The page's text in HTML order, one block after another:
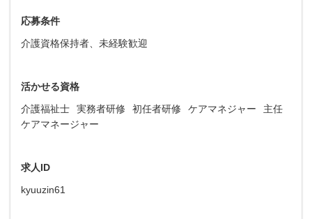
応募条件
介護資格保持者、未経験歓迎
活かせる資格
介護福祉士
実務者研修 初任者研修 ケアマネジャー
主任
ケアマネージャー
求人ID
kyuuzin61